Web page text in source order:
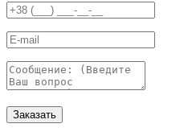
Заказать